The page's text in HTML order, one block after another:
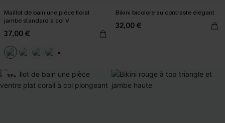
Maillot de bain une pièce floral
jambe standard à col V
37,00 €
Bikini bicolore au contraste élégant
32,00 €
-10%